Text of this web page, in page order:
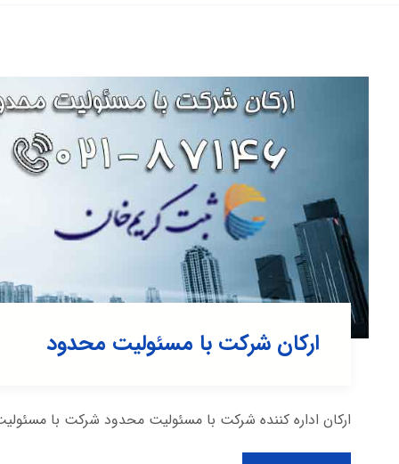
ارکان شرکت با مسئولیت محدود
ارکان اداره کننده شرکت با مسئولیت محدود شرکت با